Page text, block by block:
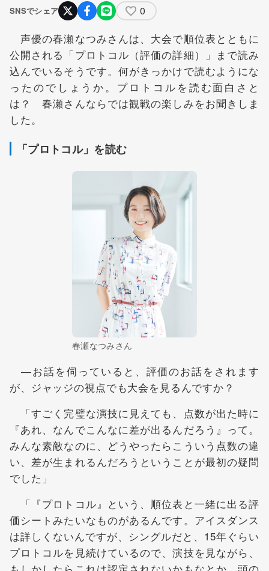
SNSでシェア 0
声優の春瀬なつみさんは、大会で順位表とともに
公開される「プロトコル（評価の詳細）」まで読み
込んでいるそうです。何がきっかけで読むようにな
ったのでしょうか。プロトコルを読む面白さと
は？ 春瀬さんならでは観戦の楽しみをお聞きしま
した。
「プロトコル」を読む
春瀬なつみさん
―お話を伺っていると、評価のお話をされます
が、ジャッジの視点でも大会を見るんですか？
「すごく完璧な演技に見えても、点数が出た時に
『あれ、なんでこんなに差が出るんだろう』って。
みんな素敵なのに、どうやったらこういう点数の違
い、差が生まれるんだろうということが最初の疑問
でした」
「『プロトコル』という、順位表と一緒に出る評
価シートみたいなものがあるんです。アイスダンス
は詳しくないんですが、シングルだと、15年ぐらい
プロトコルを見続けているので、演技を見ながら、